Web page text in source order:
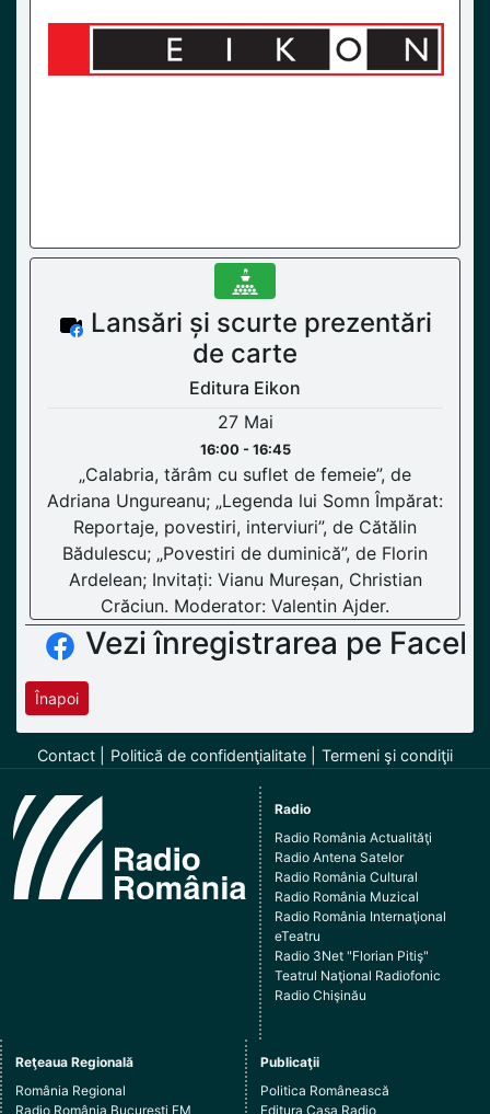
Lansări și scurte prezentări
de carte
Editura Eikon
27 Mai
16:00 - 16:45
„Calabria, tărâm cu suflet de femeie”, de
Adriana Ungureanu; „Legenda lui Somn Împărat:
Reportaje, povestiri, interviuri”, de Cătălin
Bădulescu; „Povestiri de duminică”, de Florin
Ardelean; Invitați: Vianu Mureșan, Christian
Crăciun. Moderator: Valentin Ajder.
Vezi înregistrarea pe
Înapoi
Contact Politică de confidenţialitate Termeni şi condiţii
Radio
Radio România Actualităţi
Radio Antena Satelor
Radio România Cultural
Radio România Muzical
Radio România Internaţional
eTeatru
Radio 3Net "Florian Pitiş"
Teatrul Naţional Radiofonic
Radio Chişinău
Reţeaua Regională
România Regional
Radio România Bucureşti FM
Publicaţii
Politica Românească
Editura Casa Radio